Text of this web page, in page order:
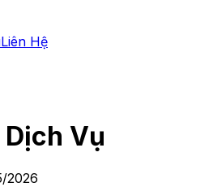
Liên Hệ
Vụ
2026